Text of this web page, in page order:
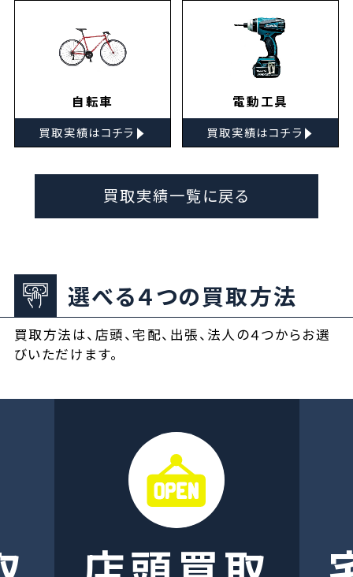
自転車
買取実績はコチラ ▸
電動工具
買取実績はコチラ ▸
買取実績一覧に戻る
選べる４つの買取方法
買取方法は、店頭、宅配、出張、法人の４つからお選
びいただけます。